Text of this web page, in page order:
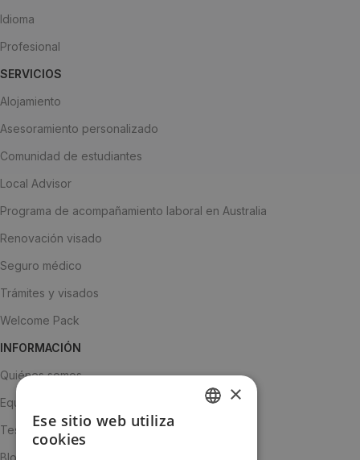
Idioma
Profesional
SERVICIOS
Alojamiento
Asesoramiento personalizado
Comunidad de estudiantes
Local Advisor
Programa de acompañamiento laboral en Australia
Renovación visado
Seguro médico
Trámites y visados
Welcome Pack
INFORMACIÓN
Quiénes somos
Equipo
Testimonios
×
Ese sitio web utiliza
cookies